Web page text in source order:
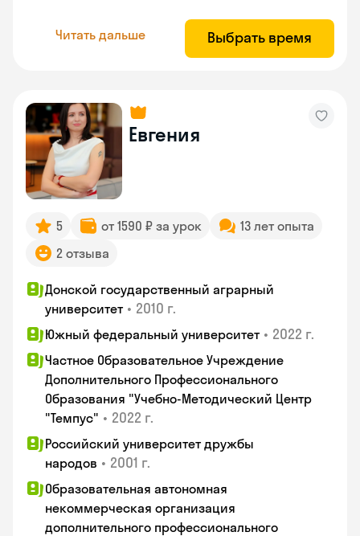
Читать дальше Выбрать время
Евгения
5 от 1590 ₽ за урок
13 лет опыта
2 отзыва
Донской государственный аграрный
университет • 2010 г.
Южный федеральный университет • 2022 г.
Частное Образовательное Учреждение
Дополнительного Профессионального
Образования "Учебно-Методический Центр
"Темпус" • 2022 г.
Российский университет дружбы
народов • 2001 г.
Образовательная автономная
некоммерческая организация
дополнительного профессионального